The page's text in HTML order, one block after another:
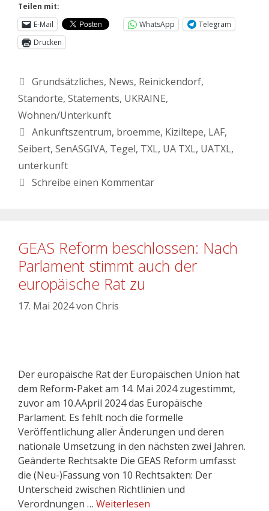
Teilen mit:
E-Mail
WhatsApp
Telegram
Drucken
Grundsätzliches, News, Reinickendorf,
Standorte, Statements, UKRAINE,
Wohnen/Unterkunft
Ankunftszentrum, broemme, Kiziltepe, LAF,
Seibert, SenASGIVA, Tegel, TXL, UA TXL, UATXL,
unterkunft
Schreibe einen Kommentar
GEAS Reform beschlossen: Nach
Parlament stimmt auch der
europäische Rat zu
17. Mai 2024von Chris
Der europäische Rat der Europäischen Union hat
dem Reform-Paket am 14. Mai 2024 zugestimmt,
zuvor am 10.AApril 2024 das Europäische
Parlament. Es fehlt noch die formelle
Veröffentlichung aller Änderungen und deren
nationale Umsetzung in den nächsten zwei Jahren.
Geänderte Rechtsakte Die GEAS Reform umfasst
die (Neu-)Fassung von 10 Rechtsakten: Der
Unterscheid zwischen Richtlinien und
Verordnungen … Weiterlesen